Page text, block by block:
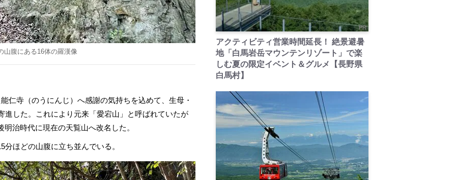
山腹にある16体の羅漢像
寺（のうにんじ）へ感謝の気持ちを込めて、生母・
進した。これにより元来「愛宕山」と呼ばれていたが
治時代に現在の天覧山へ改名した。
ほどの山腹に立ち並んでいる。
PR
アクティビティ営業時間延長！ 絶景避暑
地「白馬岩岳マウンテンリゾート」で楽
しむ夏の限定イベント＆グルメ【長野県
白馬村】